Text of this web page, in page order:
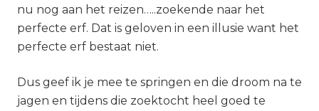
nu nog aan het reizen…..zoekende naar het
perfecte erf. Dat is geloven in een illusie want het
perfecte erf bestaat niet.
Dus geef ik je mee te springen en die droom na te
jagen en tijdens die zoektocht heel goed te